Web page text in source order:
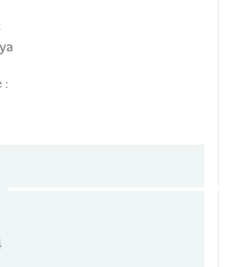
: